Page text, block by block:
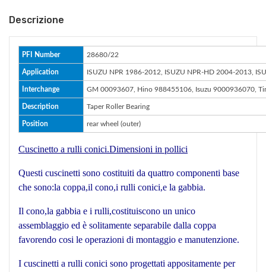
Descrizione
PFI Number 28680/22
Application ISUZU NPR 1986-2012, ISUZU NPR-HD 2004-2013,
Interchange GM 00093607, Hino 988455106, Isuzu 9000936070,
Description Taper Roller Bearing
Position rear wheel (outer)
Cuscinetto a rulli conici.Dimensioni in pollici
Questi cuscinetti sono costituiti da quattro componenti base
che sono:la coppa,il cono,i rulli conici,e la gabbia.
Il cono,la gabbia e i rulli,costituiscono un unico
assemblaggio ed è solitamente separabile dalla coppa
favorendo cosi le operazioni di montaggio e manutenzione.
I cuscinetti a rulli conici sono progettati appositamente per